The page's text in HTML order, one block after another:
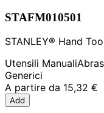
STAFM010501
STANLEY® Hand
Utensili Manuali
Generici
A partire da 15,32 €
Add